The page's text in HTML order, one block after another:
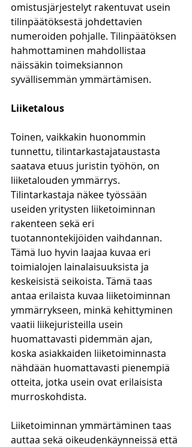
omistusjärjestelyt rakentuvat usein
tilinpäätöksestä johdettavien
numeroiden pohjalle. Tilinpäätöksen
hahmottaminen mahdollistaa
näissäkin toimeksiannon
syvällisemmän ymmärtämisen.
Liiketalous
Toinen, vaikkakin huonommin
tunnettu, tilintarkastajataustasta
saatava etuus juristin työhön, on
liiketalouden ymmärrys.
Tilintarkastaja näkee työssään
useiden yritysten liiketoiminnan
rakenteen sekä eri
tuotannontekijöiden vaihdannan.
Tämä luo hyvin laajaa kuvaa eri
toimialojen lainalaisuuksista ja
keskeisistä seikoista. Tämä taas
antaa erilaista kuvaa liiketoiminnan
ymmärrykseen, minkä kehittyminen
vaatii liikejuristeilla usein
huomattavasti pidemmän ajan,
koska asiakkaiden liiketoiminnasta
nähdään huomattavasti pienempiä
otteita, jotka usein ovat erilaisista
murroskohdista.
Liiketoiminnan ymmärtäminen taas
auttaa sekä oikeudenkäynneissä että